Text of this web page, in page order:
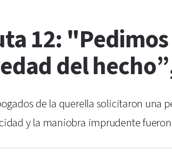
12:
del
de la querella solicitaron una
y la maniobra imprudente